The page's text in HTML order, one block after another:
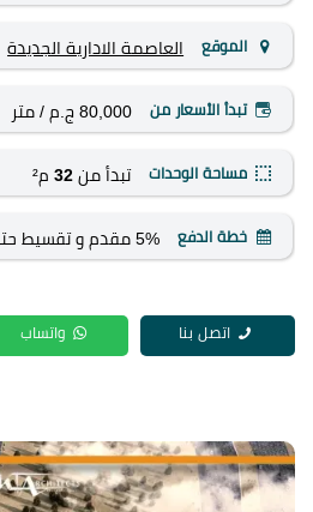
الموقع العاصمة الادارية الجديدة
تبدأ الأسعار من 80,000 ج.م / متر
مساحة الوحدات تبدأ من 32م²
خطة الدفع 5% مقدم و تقسيط حتي 8 سنوات
اتصل بنا واتساب